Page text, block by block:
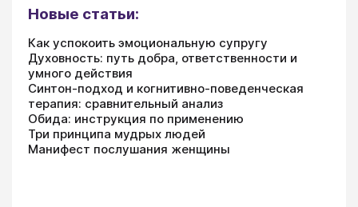
Новые статьи:
Как успокоить эмоциональную супругу
Духовность: путь добра, ответственности и
умного действия
Синтон-подход и когнитивно-поведенческая
терапия: сравнительный анализ
Обида: инструкция по применению
Три принципа мудрых людей
Манифест послушания женщины